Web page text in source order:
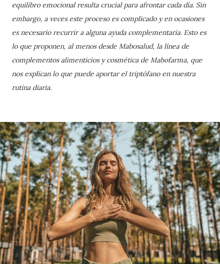
equilibro emocional resulta crucial para afrontar cada día. Sin
embargo, a veces este proceso es complicado y en ocasiones
es necesario recurrir a alguna ayuda complementaria. Esto es
lo que proponen, al menos desde Mabosalud, la línea de
complementos alimenticios y cosmética de Mabofarma, que
nos explican lo que puede aportar el triptófano en nuestra
rutina diaria.